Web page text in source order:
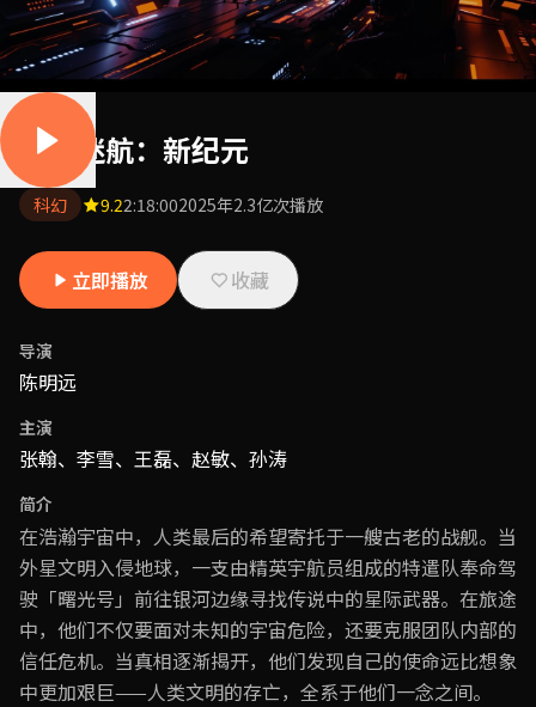
星际迷航：新纪元
科幻 9.22:18:002025年2.3亿次播放
立即播放 收藏
导演
陈明远
主演
张翰、李雪、王磊、赵敏、孙涛
简介
在浩瀚宇宙中，人类最后的希望寄托于一艘古老的战舰。当
外星文明入侵地球，一支由精英宇航员组成的特遣队奉命驾
驶「曙光号」前往银河边缘寻找传说中的星际武器。在旅途
中，他们不仅要面对未知的宇宙危险，还要克服团队内部的
信任危机。当真相逐渐揭开，他们发现自己的使命远比想象
中更加艰巨——人类文明的存亡，全系于他们一念之间。